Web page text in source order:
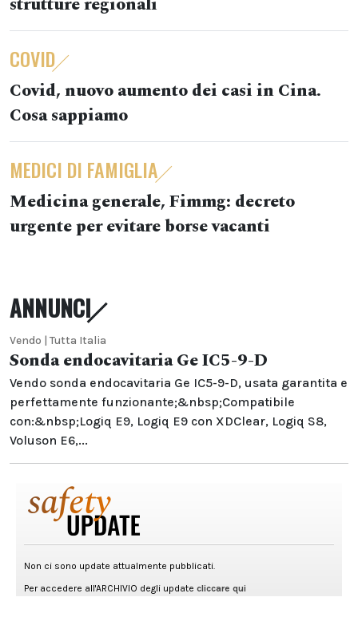
COVID
Covid, nuovo aumento dei casi in Cina.
Cosa sappiamo
MEDICI DI FAMIGLIA
Medicina generale, Fimmg: decreto
urgente per evitare borse vacanti
ANNUNCI
Vendo | Tutta Italia
Sonda endocavitaria Ge IC5-9-D
Vendo sonda endocavitaria Ge IC5-9-D, usata garantita e
perfettamente funzionante;&nbsp;Compatibile
con:&nbsp;Logiq E9, Logiq E9 con XDClear, Logiq S8,
Voluson E6,...